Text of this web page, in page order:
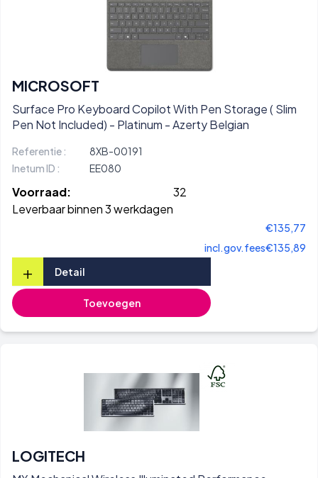
MICROSOFT
Surface Pro Keyboard Copilot With Pen Storage ( Slim
Pen Not Included) - Platinum - Azerty Belgian
Referentie :
8XB-00191
Inetum ID :
EE080
Voorraad:
32
Leverbaar binnen 3 werkdagen
€135,77
incl.gov.fees€135,89
+ Detail
Toevoegen
LOGITECH